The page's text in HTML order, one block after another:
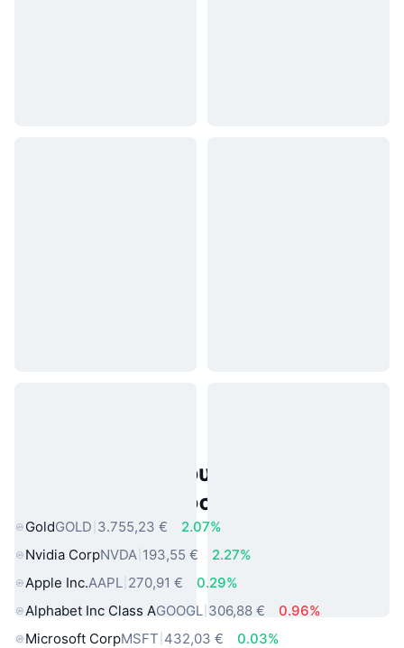
Δημοφιλή περιουσιακά στοιχεία
πραγματικού κόσμου
GoldGOLD 3.755,23 €
2.07%
Nvidia CorpNVDA 193,55 €
2.27%
Apple Inc.AAPL 270,91 €
0.29%
Alphabet Inc Class AGOOGL 306,88 €
0.96%
Microsoft CorpMSFT 432,03 €
0.03%